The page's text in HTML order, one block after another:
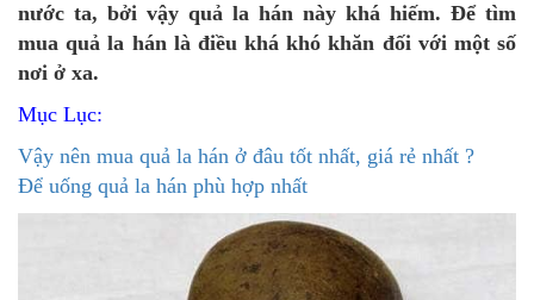
nước ta, bởi vậy quả la hán này khá hiếm. Để tìm
mua quả la hán là điều khá khó khăn đối với một số
nơi ở xa.
Mục Lục:
Vậy nên mua quả la hán ở đâu tốt nhất, giá rẻ nhất ?
Để uống quả la hán phù hợp nhất